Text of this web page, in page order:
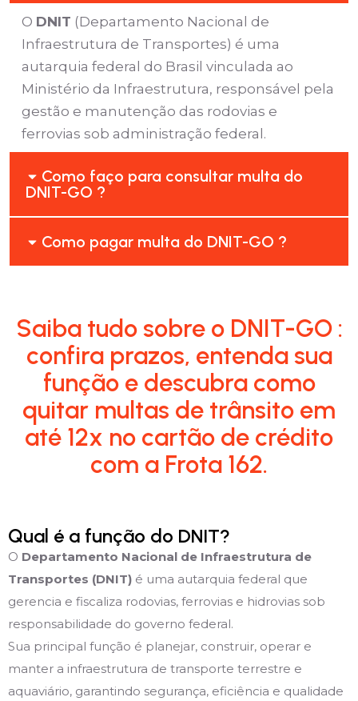
O DNIT (Departamento Nacional de
Infraestrutura de Transportes) é uma
autarquia federal do Brasil vinculada ao
Ministério da Infraestrutura, responsável pela
gestão e manutenção das rodovias e
ferrovias sob administração federal.
Como faço para consultar multa do
DNIT-GO ?
Como pagar multa do DNIT-GO ?
Saiba tudo sobre o DNIT-GO :
confira prazos, entenda sua
função e descubra como
quitar multas de trânsito em
até 12x no cartão de crédito
com a Frota 162.
Qual é a função do DNIT?
O Departamento Nacional de Infraestrutura de
Transportes (DNIT) é uma autarquia federal que
gerencia e fiscaliza rodovias, ferrovias e hidrovias sob
responsabilidade do governo federal.
Sua principal função é planejar, construir, operar e
manter a infraestrutura de transporte terrestre e
aquaviário, garantindo segurança, eficiência e qualidade